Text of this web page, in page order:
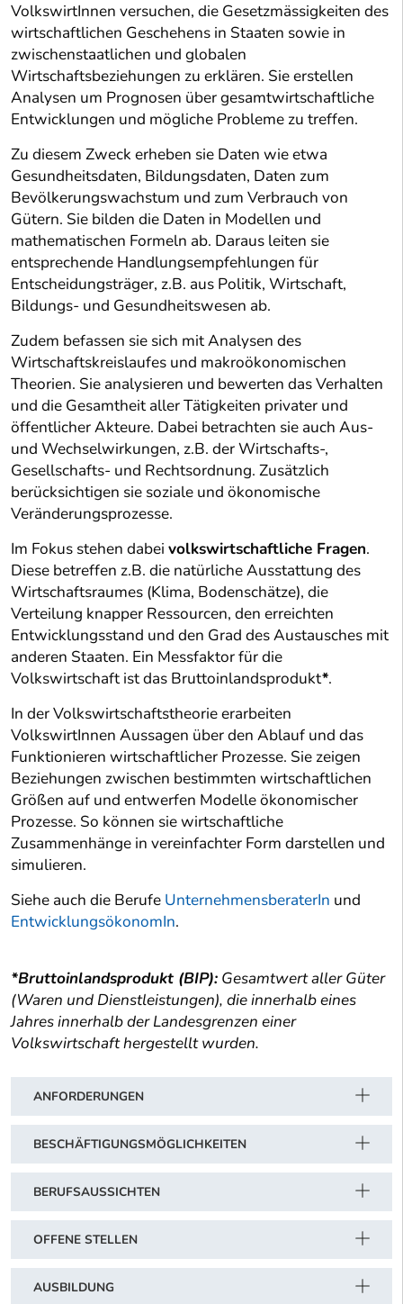
VolkswirtInnen versuchen, die Gesetzmässigkeiten des
wirtschaftlichen Geschehens in Staaten sowie in
zwischenstaatlichen und globalen
Wirtschaftsbeziehungen zu erklären. Sie erstellen
Analysen um Prognosen über gesamtwirtschaftliche
Entwicklungen und mögliche Probleme zu treffen.
Zu diesem Zweck erheben sie Daten wie etwa
Gesundheitsdaten, Bildungsdaten, Daten zum
Bevölkerungswachstum und zum Verbrauch von
Gütern. Sie bilden die Daten in Modellen und
mathematischen Formeln ab. Daraus leiten sie
entsprechende Handlungsempfehlungen für
Entscheidungsträger, z.B. aus Politik, Wirtschaft,
Bildungs- und Gesundheitswesen ab.
Zudem befassen sie sich mit Analysen des
Wirtschaftskreislaufes und makroökonomischen
Theorien. Sie analysieren und bewerten das Verhalten
und die Gesamtheit aller Tätigkeiten privater und
öffentlicher Akteure. Dabei betrachten sie auch Aus-
und Wechselwirkungen, z.B. der Wirtschafts-,
Gesellschafts- und Rechtsordnung. Zusätzlich
berücksichtigen sie soziale und ökonomische
Veränderungsprozesse.
Im Fokus stehen dabei volkswirtschaftliche Fragen.
Diese betreffen z.B. die natürliche Ausstattung des
Wirtschaftsraumes (Klima, Bodenschätze), die
Verteilung knapper Ressourcen, den erreichten
Entwicklungsstand und den Grad des Austausches mit
anderen Staaten. Ein Messfaktor für die
Volkswirtschaft ist das Bruttoinlandsprodukt*.
In der Volkswirtschaftstheorie erarbeiten
VolkswirtInnen Aussagen über den Ablauf und das
Funktionieren wirtschaftlicher Prozesse. Sie zeigen
Beziehungen zwischen bestimmten wirtschaftlichen
Größen auf und entwerfen Modelle ökonomischer
Prozesse. So können sie wirtschaftliche
Zusammenhänge in vereinfachter Form darstellen und
simulieren.
Siehe auch die Berufe UnternehmensberaterIn und
EntwicklungsökonomIn.
*Bruttoinlandsprodukt (BIP): Gesamtwert aller Güter
(Waren und Dienstleistungen), die innerhalb eines
Jahres innerhalb der Landesgrenzen einer
Volkswirtschaft hergestellt wurden.
ANFORDERUNGEN
BESCHÄFTIGUNGSMÖGLICHKEITEN
BERUFSAUSSICHTEN
OFFENE STELLEN
AUSBILDUNG